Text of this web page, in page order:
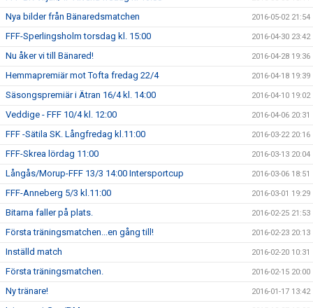
Nya bilder från Bänaredsmatchen 2016-05-02 21:54
FFF-Sperlingsholm torsdag kl. 15:00 2016-04-30 23:42
Nu åker vi till Bänared! 2016-04-28 19:36
Hemmapremiär mot Tofta fredag 22/4 2016-04-18 19:39
Säsongspremiär i Ätran 16/4 kl. 14:00 2016-04-10 19:02
Veddige - FFF 10/4 kl. 12:00 2016-04-06 20:31
FFF -Sätila SK. Långfredag kl.11:00 2016-03-22 20:16
FFF-Skrea lördag 11:00 2016-03-13 20:04
Långås/Morup-FFF 13/3 14:00 Intersportcup 2016-03-06 18:51
FFF-Anneberg 5/3 kl.11:00 2016-03-01 19:29
Bitarna faller på plats. 2016-02-25 21:53
Första träningsmatchen...en gång till! 2016-02-23 20:13
Inställd match 2016-02-20 10:31
Första träningsmatchen. 2016-02-15 20:00
Ny tränare! 2016-01-17 13:42